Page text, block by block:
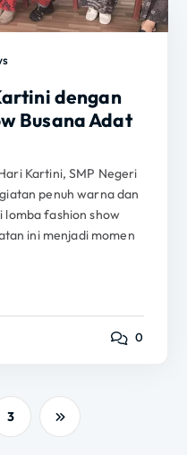
dengan
Busana Adat
Kartini, SMP Negeri
penuh warna dan
lomba fashion show
ini menjadi momen
0
3